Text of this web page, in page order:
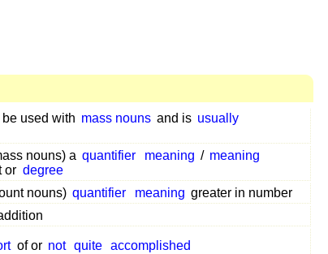
used with mass nouns and is usually
nouns) a quantifier meaning / meaning
or degree
nouns) quantifier meaning greater in number
of or not quite accomplished